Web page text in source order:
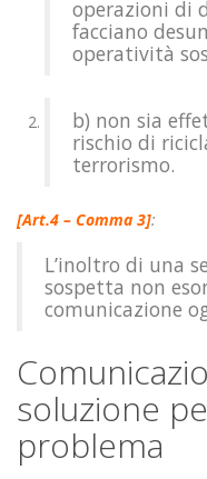
operazioni di
facciano
operatività
b) non sia
rischio di
terrorismo.
[Art.4 – Comma 3]:
L’inoltro di una
sospetta non
comunicazione
soluzione
problema